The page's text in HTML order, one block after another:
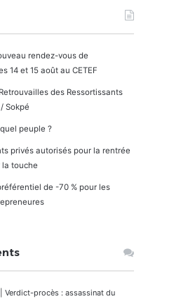
rendez-vous de
14 et 15 août au CETEF
des Ressortissants
Sokpé
peuple ?
privés autorisés pour la rentrée
la touche
de -70 % pour les
Verdict-procès : assassinat du